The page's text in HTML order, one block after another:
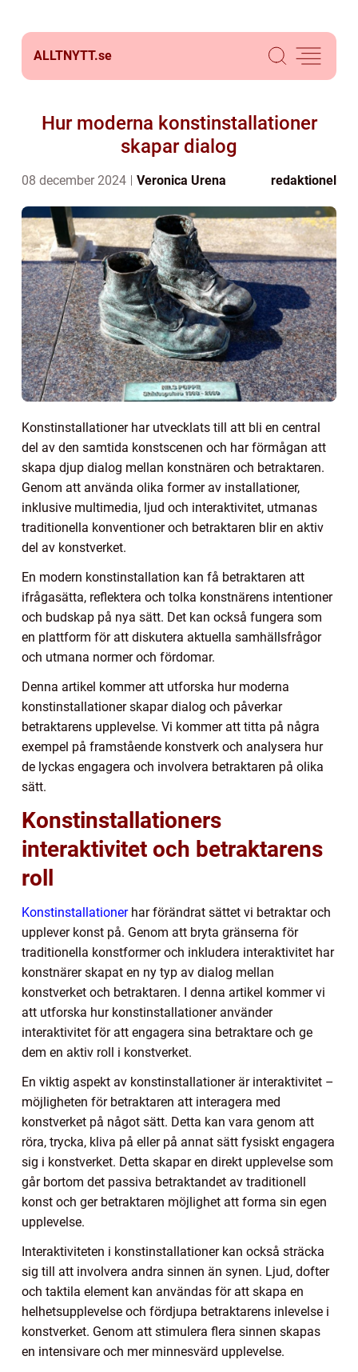
ALLTNYTT.se
Hur moderna konstinstallationer
skapar dialog
08 december 2024 Veronica Urena redaktionel
Konstinstallationer har utvecklats till att bli en central
del av den samtida konstscenen och har förmågan att
skapa djup dialog mellan konstnären och betraktaren.
Genom att använda olika former av installationer,
inklusive multimedia, ljud och interaktivitet, utmanas
traditionella konventioner och betraktaren blir en aktiv
del av konstverket.
En modern konstinstallation kan få betraktaren att
ifrågasätta, reflektera och tolka konstnärens intentioner
och budskap på nya sätt. Det kan också fungera som
en plattform för att diskutera aktuella samhällsfrågor
och utmana normer och fördomar.
Denna artikel kommer att utforska hur moderna
konstinstallationer skapar dialog och påverkar
betraktarens upplevelse. Vi kommer att titta på några
exempel på framstående konstverk och analysera hur
de lyckas engagera och involvera betraktaren på olika
sätt.
Konstinstallationers
interaktivitet och betraktarens
roll
Konstinstallationerhar förändrat sättet vi betraktar och
upplever konst på. Genom att bryta gränserna för
traditionella konstformer och inkludera interaktivitet har
konstnärer skapat en ny typ av dialog mellan
konstverket och betraktaren. I denna artikel kommer vi
att utforska hur konstinstallationer använder
interaktivitet för att engagera sina betraktare och ge
dem en aktiv roll i konstverket.
En viktig aspekt av konstinstallationer är interaktivitet –
möjligheten för betraktaren att interagera med
konstverket på något sätt. Detta kan vara genom att
röra, trycka, kliva på eller på annat sätt fysiskt engagera
sig i konstverket. Detta skapar en direkt upplevelse som
går bortom det passiva betraktandet av traditionell
konst och ger betraktaren möjlighet att forma sin egen
upplevelse.
Interaktiviteten i konstinstallationer kan också sträcka
sig till att involvera andra sinnen än synen. Ljud, dofter
och taktila element kan användas för att skapa en
helhetsupplevelse och fördjupa betraktarens inlevelse i
konstverket. Genom att stimulera flera sinnen skapas
en intensivare och mer minnesvärd upplevelse.